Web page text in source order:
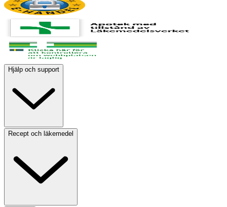
Hjälp och support
Recept och läkemedel